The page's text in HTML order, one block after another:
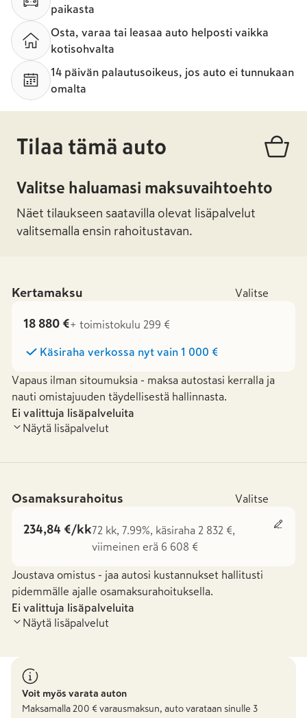
paikasta
Osta, varaa tai leasaa auto helposti vaikka
kotisohvalta
14 päivän palautusoikeus, jos auto ei tunnukaan
omalta
Tilaa tämä auto
Valitse haluamasi maksuvaihtoehto
Näet tilaukseen saatavilla olevat lisäpalvelut
valitsemalla ensin rahoitustavan.
Kertamaksu Valitse
18 880 €+ toimistokulu 299 €
Käsiraha verkossa nyt vain 1 000 €
Vapaus ilman sitoumuksia - maksa autostasi kerralla ja
nauti omistajuuden täydellisestä hallinnasta.
Ei valittuja lisäpalveluita
Näytä lisäpalvelut
Osamaksurahoitus Valitse
234,84 €/kk72 kk, 7.99%, käsiraha 2 832 €,
viimeinen erä 6 608 €
Joustava omistus - jaa autosi kustannukset hallitusti
pidemmälle ajalle osamaksurahoituksella.
Ei valittuja lisäpalveluita
Näytä lisäpalvelut
Voit myös varata auton
Maksamalla 200 € varausmaksun, auto varataan sinulle 3